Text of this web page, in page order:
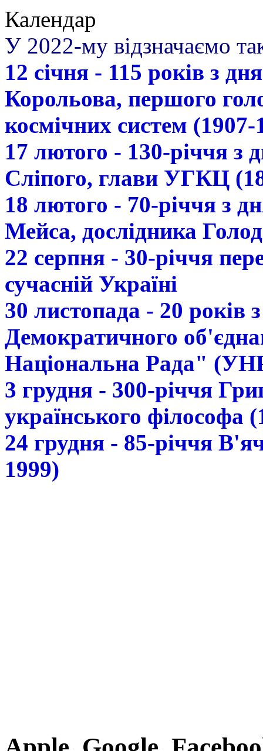
Календар
У 2022-му відзначаємо
12 січня - 115 років з
Корольова, першого
космічних систем (1907-
17 лютого - 130-річчя з
Сліпого, глави УГКЦ
18 лютого - 70-річчя з
Мейса, дослідника
22 серпня - 30-річчя
сучасній Україні
30 листопада - 20 років
Демократичного
Національна Рада"
3 грудня - 300-річчя
українського філософа
24 грудня - 85-річчя
1999)